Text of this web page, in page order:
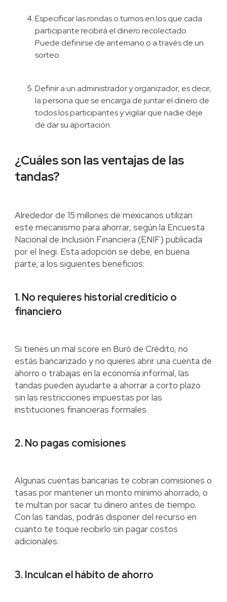
Especificar las rondas o turnos en los que cada
participante recibirá el dinero recolectado.
Puede definirse de antemano o a través de un
sorteo.
Definir a un administrador y organizador, es decir,
la persona que se encarga de juntar el dinero de
todos los participantes y vigilar que nadie deje
de dar su aportación.
¿Cuáles son las ventajas de las
tandas?
Alrededor de 15 millones de mexicanos utilizan
este mecanismo para ahorrar, según la Encuesta
Nacional de Inclusión Financiera (ENIF) publicada
por el Inegi. Esta adopción se debe, en buena
parte, a los siguientes beneficios:
1. No requieres historial crediticio o
financiero
Si tienes un mal score en Buró de Crédito, no
estás bancarizado y no quieres abrir una cuenta de
ahorro o trabajas en la economía informal, las
tandas pueden ayudarte a ahorrar a corto plazo
sin las restricciones impuestas por las
instituciones financieras formales.
2. No pagas comisiones
Algunas cuentas bancarias te cobran comisiones o
tasas por mantener un monto mínimo ahorrado, o
te multan por sacar tu dinero antes de tiempo.
Con las tandas, podrás disponer del recurso en
cuanto te toque recibirlo sin pagar costos
adicionales.
3. Inculcan el hábito de ahorro